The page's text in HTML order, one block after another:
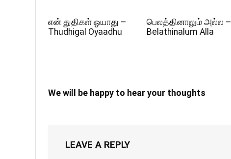
என் துதிகள் ஓயாது –
Thudhigal Oyaadhu
பெலத்தினாலும் அல்ல –
Belathinalum Alla
We will be happy to hear your thoughts
LEAVE A REPLY